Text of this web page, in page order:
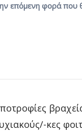
επόμενη φορά που
κες